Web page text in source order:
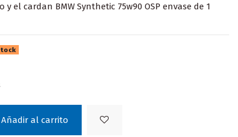
y el cardan BMW Synthetic 75w90 OSP envase de 1
Añadir al carrito